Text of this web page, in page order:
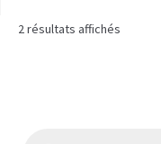
2 résultats affichés